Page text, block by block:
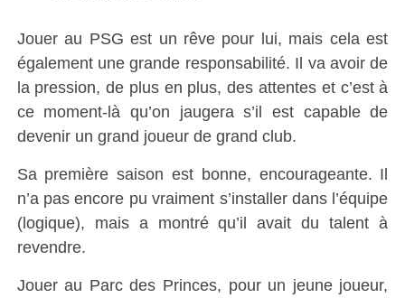
Jouer au PSG est un rêve pour lui, mais cela est
également une grande responsabilité. Il va avoir de
la pression, de plus en plus, des attentes et c’est à
ce moment-là qu’on jaugera s’il est capable de
devenir un grand joueur de grand club.
Sa première saison est bonne, encourageante. Il
n’a pas encore pu vraiment s’installer dans l’équipe
(logique), mais a montré qu’il avait du talent à
revendre.
Jouer au Parc des Princes, pour un jeune joueur,